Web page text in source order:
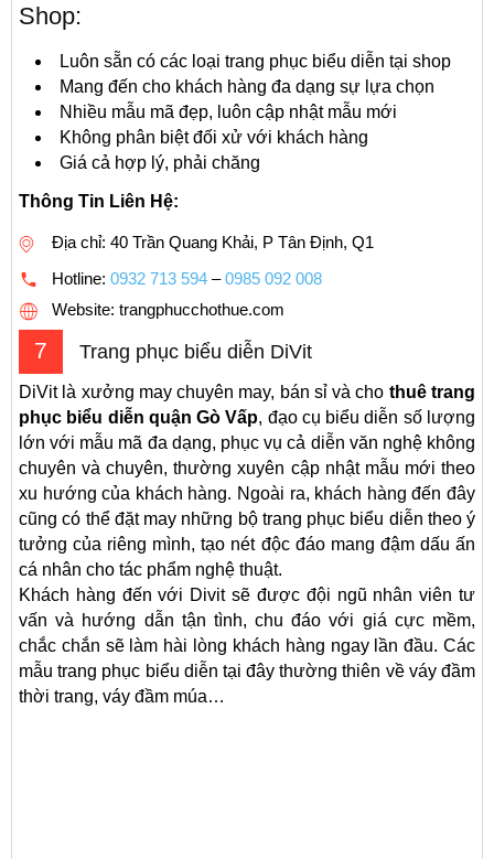
Shop:
Luôn sẵn có các loại trang phục biểu diễn tại shop
Mang đến cho khách hàng đa dạng sự lựa chọn
Nhiều mẫu mã đẹp, luôn cập nhật mẫu mới
Không phân biệt đối xử với khách hàng
Giá cả hợp lý, phải chăng
Thông Tin Liên Hệ:
Địa chỉ: 40 Trần Quang Khải, P Tân Định, Q1
Hotline: 0932 713 594 –0985 092 008
Website: trangphucchothue.com
7 Trang phục biểu diễn DiVit
DiVit là xưởng may chuyên may, bán sỉ và cho thuê trang
phục biểu diễn quận Gò Vấp, đạo cụ biểu diễn số lượng
lớn với mẫu mã đa dạng, phục vụ cả diễn văn nghệ không
chuyên và chuyên, thường xuyên cập nhật mẫu mới theo
xu hướng của khách hàng. Ngoài ra, khách hàng đến đây
cũng có thể đặt may những bộ trang phục biểu diễn theo ý
tưởng của riêng mình, tạo nét độc đáo mang đậm dấu ấn
cá nhân cho tác phẩm nghệ thuật.
Khách hàng đến với Divit sẽ được đội ngũ nhân viên tư
vấn và hướng dẫn tận tình, chu đáo với giá cực mềm,
chắc chắn sẽ làm hài lòng khách hàng ngay lần đầu. Các
mẫu trang phục biểu diễn tại đây thường thiên về váy đầm
thời trang, váy đầm múa…